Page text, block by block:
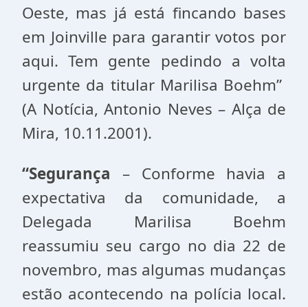
Oeste, mas já está fincando bases
em Joinville para garantir votos por
aqui. Tem gente pedindo a volta
urgente da titular Marilisa Boehm”
(A Notícia, Antonio Neves – Alça de
Mira, 10.11.2001).
“Segurança – Conforme havia a
expectativa da comunidade, a
Delegada Marilisa Boehm
reassumiu seu cargo no dia 22 de
novembro, mas algumas mudanças
estão acontecendo na polícia local.